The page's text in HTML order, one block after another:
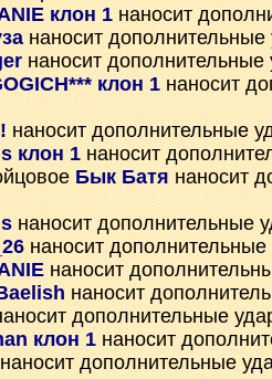
клон 1 наносит
наносит дополнительные
наносит дополнительные
клон 1 наносит
наносит дополнительные
клон 1 наносит
Бык Батя наносит
наносит дополнительные
наносит
наносит
наносит
дополнительные
клон 1 наносит
наносит дополнительные